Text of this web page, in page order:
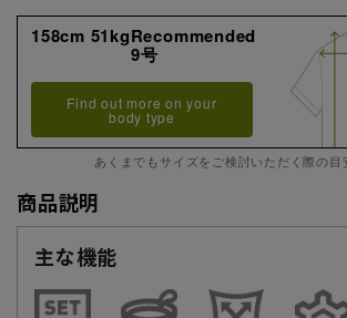
158cm 51kgRecommended
9号
Find out more on your
body type
あくまでもサイズをご検討いただく際の目
商品説明
主な機能